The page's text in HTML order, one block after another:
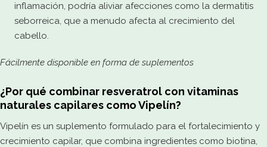
inflamación, podría aliviar afecciones como la dermatitis
seborreica, que a menudo afecta al crecimiento del
cabello.
Fácilmente disponible en forma de suplementos
¿Por qué combinar resveratrol con vitaminas
naturales capilares como Vipelín?
Vipelín es un suplemento formulado para el fortalecimiento y
crecimiento capilar, que combina ingredientes como biotina,